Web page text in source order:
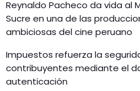
Reynaldo Pacheco da vida al
Sucre en una de las
ambiciosas del cine peruano
Impuestos refuerza la
contribuyentes mediante el
autenticación